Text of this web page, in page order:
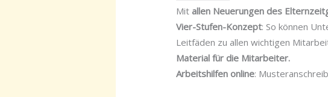
Mit allen Neuerungen des
Vier-Stufen-Konzept: So können
Leitfäden zu allen wichtigen
Material für die Mitarbeiter.
Arbeitshilfen online: